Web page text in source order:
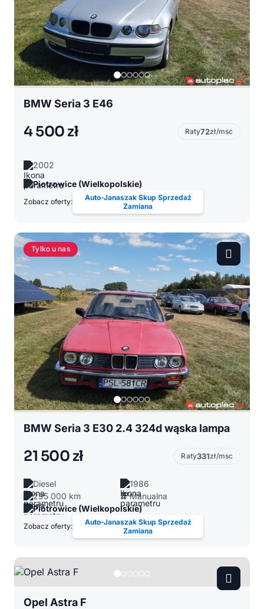
BMW Seria 3 E46
4 500 zł Raty72zł/msc
2002
Piotrowice (Wielkopolskie)
Zobacz oferty:
Auto-Janaszak Skup Sprzedaż
Zamiana
Tylko u nas
BMW Seria 3 E30 2.4 324d wąska lampa
21 500 zł Raty331zł/msc
Diesel
1986
295 000 km
Manualna
Piotrowice (Wielkopolskie)
Zobacz oferty:
Auto-Janaszak Skup Sprzedaż
Zamiana
Opel Astra F